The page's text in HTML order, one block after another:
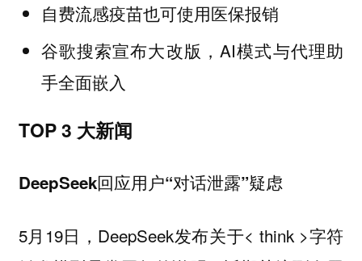
自费流感疫苗也可使用医保报销
谷歌搜索宣布大改版，AI模式与代理助
手全面嵌入
TOP 3 大新闻
DeepSeek回应用户“对话泄露”疑虑
5月19日，DeepSeek发布关于< think >字符